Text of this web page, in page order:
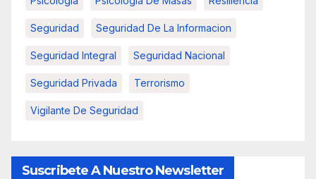
Seguridad Seguridad De La Informacion
Seguridad Integral Seguridad Nacional
Seguridad Privada Terrorismo
Vigilante De Seguridad
Suscribete A Nuestro Newsletter